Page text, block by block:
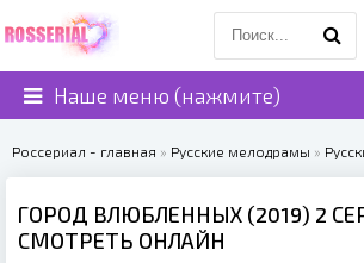
Наше меню (нажмите)
Россериал - главная » Русские мелодрамы »
ГОРОД ВЛЮБЛЕННЫХ (2019) 2
СМОТРЕТЬ ОНЛАЙН